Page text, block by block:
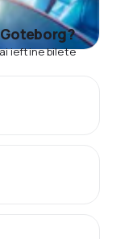
ieftine bilete